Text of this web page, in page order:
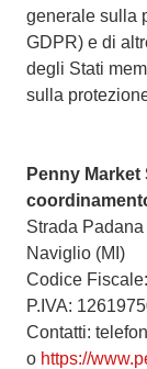
generale sulla
GDPR) e di
degli Stati
sulla
Penny Market
Strada
Naviglio (MI)
Codice
P.IVA:
Contatti:
o https://